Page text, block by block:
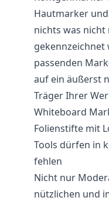
Hautmarker
nichts was
passenden
auf ein äußerst
Träger Ihrer
Whiteboard
Folienstifte mit
Tools dürfen in
fehlen
Nicht nur
nützlichen und